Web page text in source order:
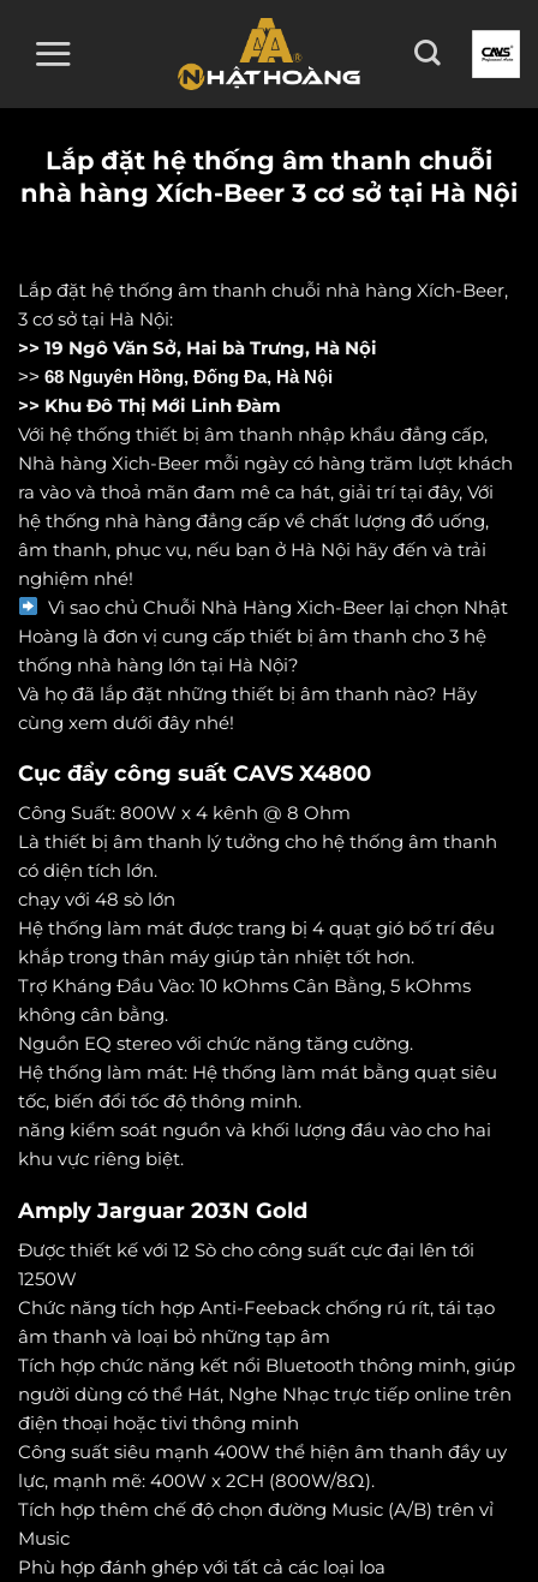
content
Lắp đặt hệ thống âm thanh chuỗi
nhà hàng Xích-Beer 3 cơ sở tại Hà Nội
Lắp đặt hệ thống âm thanh chuỗi nhà hàng Xích-Beer,
3 cơ sở tại Hà Nội:
>> 19 Ngô Văn Sở, Hai bà Trưng, Hà Nội
>> 68 Nguyên Hồng, Đống Đa, Hà Nội
>> Khu Đô Thị Mới Linh Đàm
Với hệ thống thiết bị âm thanh nhập khẩu đẳng cấp,
Nhà hàng Xich-Beer mỗi ngày có hàng trăm lượt khách
ra vào và thoả mãn đam mê ca hát, giải trí tại đây, Với
hệ thống nhà hàng đẳng cấp về chất lượng đồ uống,
âm thanh, phục vụ, nếu bạn ở Hà Nội hãy đến và trải
nghiệm nhé!
Vì sao chủ Chuỗi Nhà Hàng Xich-Beer lại chọn Nhật
Hoàng là đơn vị cung cấp thiết bị âm thanh cho 3 hệ
thống nhà hàng lớn tại Hà Nội?
Và họ đã lắp đặt những thiết bị âm thanh nào? Hãy
cùng xem dưới đây nhé!
Cục đẩy công suất CAVS X4800
Công Suất: 800W x 4 kênh @ 8 Ohm
Là thiết bị âm thanh lý tưởng cho hệ thống âm thanh
có diện tích lớn.
chạy với 48 sò lớn
Hệ thống làm mát được trang bị 4 quạt gió bố trí đều
khắp trong thân máy giúp tản nhiệt tốt hơn.
Trợ Kháng Đầu Vào: 10 kOhms Cân Bằng, 5 kOhms
không cân bằng.
Nguồn EQ stereo với chức năng tăng cường.
Hệ thống làm mát: Hệ thống làm mát bằng quạt siêu
tốc, biến đổi tốc độ thông minh.
năng kiểm soát nguồn và khối lượng đầu vào cho hai
khu vực riêng biệt.
Amply Jarguar 203N Gold
Được thiết kế với 12 Sò cho công suất cực đại lên tới
1250W
Chức năng tích hợp Anti-Feeback chống rú rít, tái tạo
âm thanh và loại bỏ những tạp âm
Tích hợp chức năng kết nổi Bluetooth thông minh, giúp
người dùng có thể Hát, Nghe Nhạc trực tiếp online trên
điện thoại hoặc tivi thông minh
Công suất siêu mạnh 400W thể hiện âm thanh đầy uy
lực, mạnh mẽ: 400W x 2CH (800W/8Ω).
Tích hợp thêm chế độ chọn đường Music (A/B) trên vỉ
Music
Phù hợp đánh ghép với tất cả các loại loa